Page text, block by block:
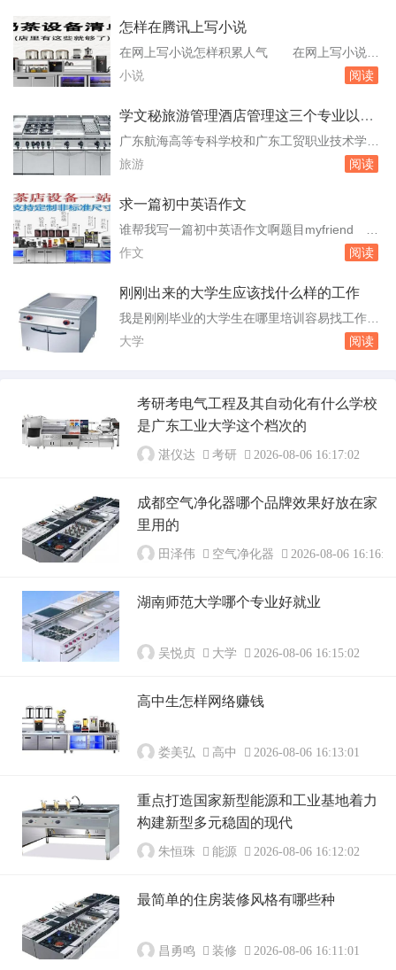
镜子 风水上称为“靠山”。否则易令人产生幻
房厕门常关套房式的睡房，厕所门要常关，或用
屏风遮挡。否则夫妇之间容易出现婚外情，风水
怎样在腾讯上写小说
在网上写小说怎样积累人气 在网上写小说积
累人气的方法有以下几种：更新频率：保持稳定
布，这有助于培养读者的阅读习惯和。QQ群等
光率。参与文学网站活动：加入一些文学网站或
小说平台，参加他们的活动或比赛，可能会。怎
小说 阅读
学文秘旅游管理酒店管理这三个专业以下
专科学校哪个更好
广东航海高等专科学校和广东工贸职业技术学院
2010年专业代号 广东航海高等专科学校111
031港口业务管理港航商务管理032物流管理033
语酒店管理师033商务日语034文秘涉外交流035
电脑艺术设计广...
旅游 阅读
求一篇初中英语作文
谁帮我写一篇初中英语作文啊题目myfriend
以下是一篇题为"；MyFriend"；的初中英语作
esameschoolandthesamegradeasme，butnott
作文 阅读
刚刚出来的大学生应该找什么样的工作
我是刚刚毕业的大学生在哪里培训容易找工作
呢 对于刚刚毕业的大学生来说，选择一个合
参加学校招聘会：学校招聘会是大学生寻找工作
的主要渠道之一。在这里，你可以接触到各行各
业的用人单位，了解他们的招聘需求，并有机会
直接与招...
大学 阅读
考研考电气工程及其自动化有什么学校
是广东工业大学这个档次的
湛仪达 考研 2026-08-06 16:17:02
成都空气净化器哪个品牌效果好放在家
里用的
田泽伟 空气净化器 2026-08-06 16:16:01
湖南师范大学哪个专业好就业
吴悦贞 大学 2026-08-06 16:15:02
高中生怎样网络赚钱
娄美弘 高中 2026-08-06 16:13:01
重点打造国家新型能源和工业基地着力
构建新型多元稳固的现代
朱恒珠 能源 2026-08-06 16:12:02
最简单的住房装修风格有哪些种
昌勇鸣 装修 2026-08-06 16:11:01